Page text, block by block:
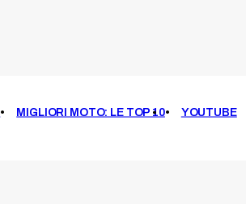
MIGLIORI MOTO: LE TOP 10 YOUTUBE